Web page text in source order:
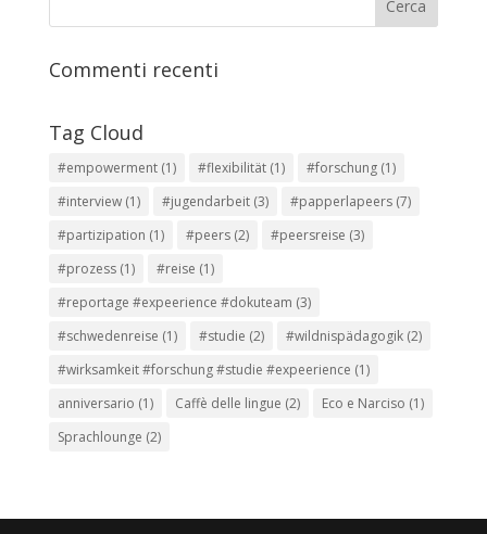
Commenti recenti
Tag Cloud
#empowerment(1) #flexibilität(1) #forschung(1)
#interview(1) #jugendarbeit(3) #papperlapeers(7)
#partizipation (1) #peers(2) #peersreise (3)
#prozess(1) #reise (1)
#reportage #expeerience #dokuteam (3)
#schwedenreise (1) #studie (2) #wildnispädagogik(2)
#wirksamkeit #forschung #studie #expeerience (1)
anniversario (1) Caffè delle lingue (2) Eco e Narciso (1)
Sprachlounge (2)